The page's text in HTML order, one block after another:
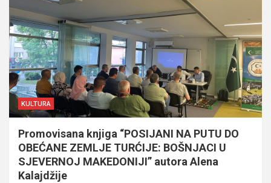
KULTURA
Promovisana knjiga “POSIJANI NA PUTU DO
OBEĆANE ZEMLJE TURĆIJE: BOŠNJACI U
SJEVERNOJ MAKEDONIJI” autora Alena
Kalajdžije